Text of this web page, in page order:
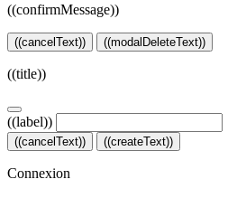
((confirmMessage))
((cancelText)) ((modalDeleteText))
((title))
((label))
((cancelText)) ((createText))
Connexion